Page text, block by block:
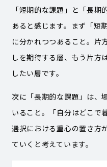
「短期的な課題」と「長
あると感じます。まず「短
に分かれつつあること。片
しを期待する層、もう片方
したい層です。
次に「長期的な課題」は、
いること。「自分はどこで
選択における重心の置き方
ていくと考えています。